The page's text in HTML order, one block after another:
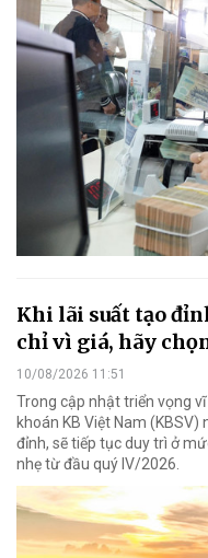
Khi lãi suất tạo
chỉ vì giá, hãy
10/08/2026 11:51
Trong cập nhật triển vọng
khoán KB Việt Nam
đỉnh, sẽ tiếp tục duy trì ở
nhẹ từ đầu quý IV/2026.